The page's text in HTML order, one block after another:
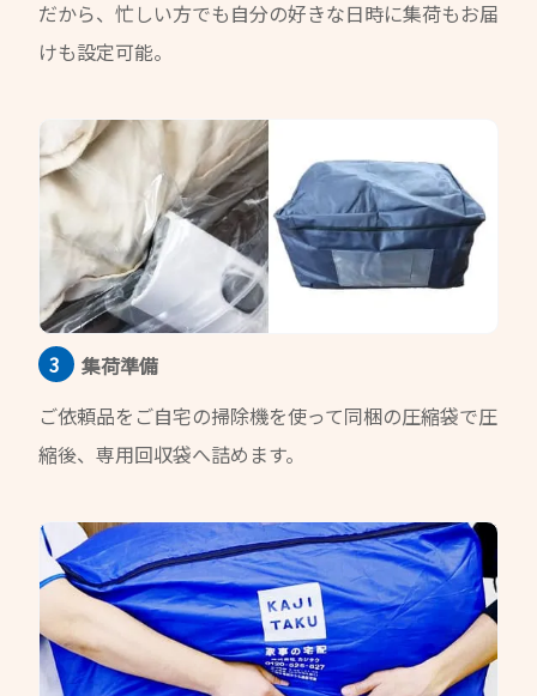
だから、忙しい方でも自分の好きな日時に集荷もお届
けも設定可能。
集荷準備
ご依頼品をご自宅の掃除機を使って同梱の圧縮袋で圧
縮後、専用回収袋へ詰めます。